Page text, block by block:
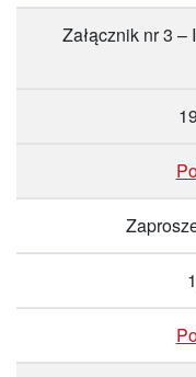
Załącznik nr 3 –